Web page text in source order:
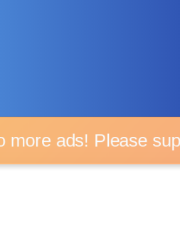
ads! Please